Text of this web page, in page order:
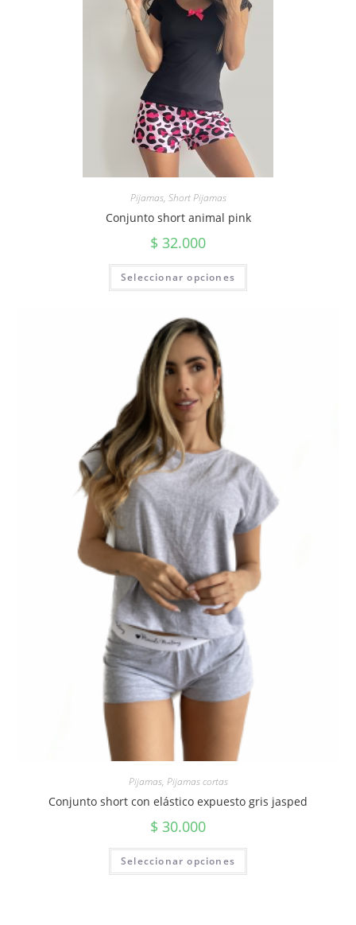
Pijamas, Short Pijamas
Conjunto short animal pink
$ 32.000
Seleccionar opciones
Pijamas, Pijamas cortas
Conjunto short con elástico expuesto gris jasped
$ 30.000
Seleccionar opciones